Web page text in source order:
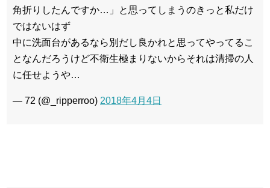
角折りしたんですか…」と思ってしまうのきっと私だけ
ではないはず
中に洗面台があるなら別だし良かれと思ってやってるこ
となんだろうけど不衛生極まりないからそれは清掃の人
に任せようや…
— 72 (@_ripperroo) 2018年4月4日